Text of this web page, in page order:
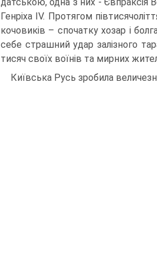
Генріха ІV. Протягом
кочовиків – спочатку хозар і
себе страшний удар залізного
тисяч своїх воїнів та мирних
Київська Русь зробила